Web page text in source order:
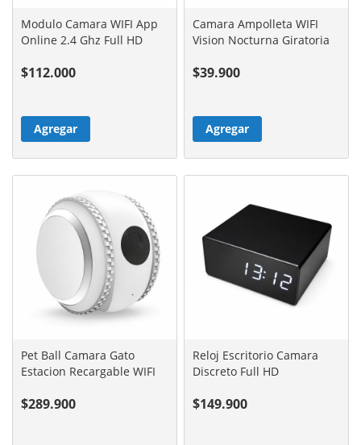
Modulo Camara WIFI App
Online 2.4 Ghz Full HD
$112.000
Agregar
Camara Ampolleta WIFI
Vision Nocturna Giratoria
$39.900
Agregar
Pet Ball Camara Gato
Estacion Recargable WIFI
$289.900
Reloj Escritorio Camara
Discreto Full HD
$149.900